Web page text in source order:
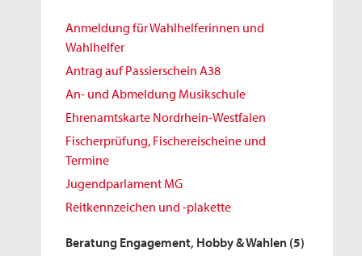
Anmeldung für Wahlhelferinnen und
Wahlhelfer
Antrag auf Passierschein A38
An- und Abmeldung Musikschule
Ehrenamtskarte Nordrhein-Westfalen
Fischerprüfung, Fischereischeine und
Termine
Jugendparlament MG
Reitkennzeichen und -plakette
Beratung Engagement, Hobby & Wahlen (5)